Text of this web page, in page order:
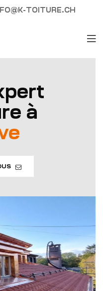
TOITURE.CH
à